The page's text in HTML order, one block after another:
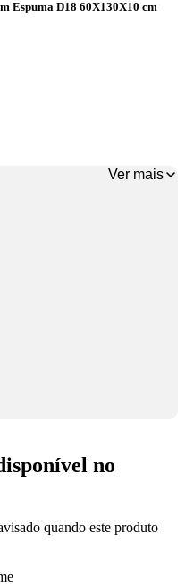
Espuma D18 60X130X10 cm
Ver mais
no
quando este produto